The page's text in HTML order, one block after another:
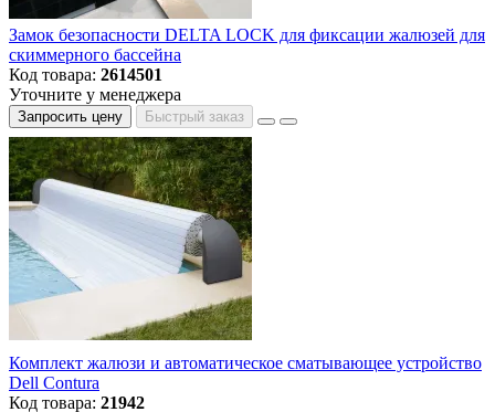
Замок безопасности DELTA LOCK для фиксации жалюзей для
скиммерного бассейна
Код товара: 2614501
Уточните у менеджера
Запросить цену Быстрый заказ
Комплект жалюзи и автоматическое сматывающее устройство
Dell Contura
Код товара: 21942